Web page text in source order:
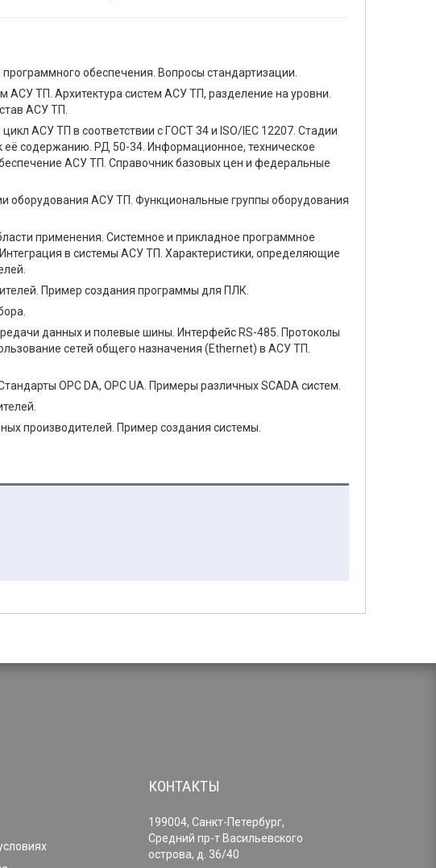
обеспечения. Вопросы стандартизации.
АСУ ТП. Архитектура систем АСУ ТП, разделение на уровни.
АСУ ТП.
АСУ ТП в соответствии с ГОСТ 34 и ISO/IEC 12207. Стадии
её содержанию. РД 50-34. Информационное, техническое
АСУ ТП. Справочник базовых цен и федеральные
оборудования АСУ ТП. Функциональные группы оборудования
применения. Системное и прикладное программное
в системы АСУ ТП. Характеристики, определяющие
Пример создания программы для ПЛК.
данных и полевые шины. Интерфейс RS-485. Протоколы
сетей общего назначения (Ethernet) в АСУ ТП.
OPC DA, OPC UA. Примеры различных SCADA систем.
производителей. Пример создания системы.
КОНТАКТЫ
199004, Санкт-Петербург,
Средний пр-т Васильевского
острова, д. 36/40